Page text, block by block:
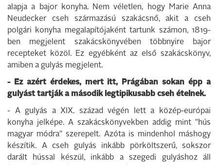
alapja a bajor konyha. Nem véletlen, hogy Marie Anna
Neudecker cseh származású szakácsnő, akit a cseh
polgári konyha megalapítójaként tartunk számon, 1819-
ben megjelent szakácskönyvében többnyire bajor
recepteket közöl. Ez egyébként az első szakácskönyv,
amiben a gulyás megjelent.
- Ez azért érdekes, mert itt, Prágában sokan épp a
gulyást tartják a második legtipikusabb cseh ételnek.
- A gulyás a XIX. század végén lett a közép-európai
konyha jelképe. A szakácskönyvekben addig mint "hús
magyar módra" szerepelt. Azóta is mindenhol máshogy
készítik. A cseh gulyás inkább pörköltszerű, sokszor
darált hússal készül, inkább a szegedi gulyáshoz áll